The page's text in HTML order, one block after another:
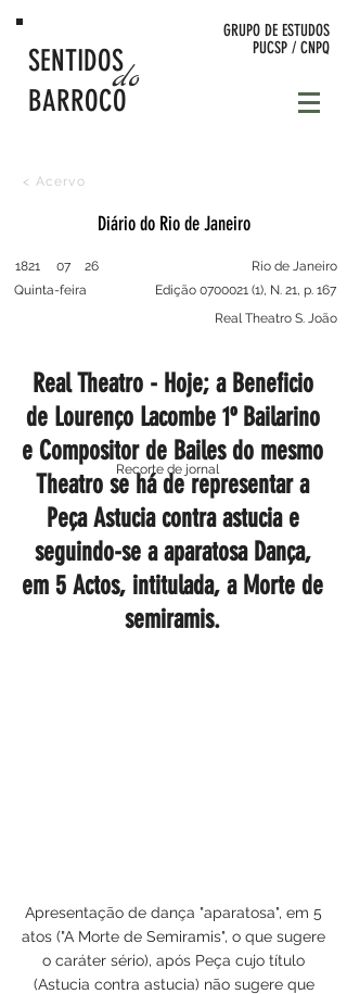
do
SENTIDOS
BARROCO
GRUPO DE ESTUDOS
PUCSP / CNPQ
< Acervo
Real Theatro - Hoje; a Beneficio
de Lourenço Lacombe 1º Bailarino
e Compositor de Bailes do mesmo
Theatro se há de representar a
Peça Astucia contra astucia e
seguindo-se a aparatosa Dança,
em 5 Actos, intitulada, a Morte de
semiramis.
Diário do Rio de Janeiro
1821 07
26
Quinta-feira
Rio de Janeiro
Edição 0700021 (1), N. 21, p. 167
Recorte de jornal
Real Theatro S. João
Apresentação de dança "aparatosa", em 5
atos ("A Morte de Semiramis", o que sugere
o caráter sério), após Peça cujo título
(Astucia contra astucia) não sugere que